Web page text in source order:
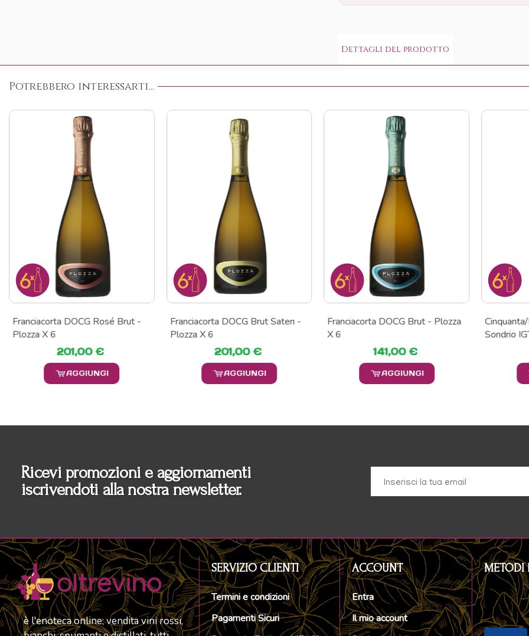
Dettagli del prodotto
Potrebbero interessarti...
Franciacorta DOCG Rosé Brut -
Plozza X 6
201,00 €
AGGIUNGI
Franciacorta DOCG Brut Saten -
Plozza X 6
201,00 €
AGGIUNGI
Franciacorta DOCG Brut - Plozza
X 6
141,00 €
AGGIUNGI
Sondrio
Ricevi promozioni e aggiornamenti
iscrivendoti alla nostra newsletter.
è l'enoteca online; vendita vini rossi,
SERVIZIO CLIENTI
Termini e condizioni
Pagamenti Sicuri
ACCOUNT
Entra
Il mio account
METODI